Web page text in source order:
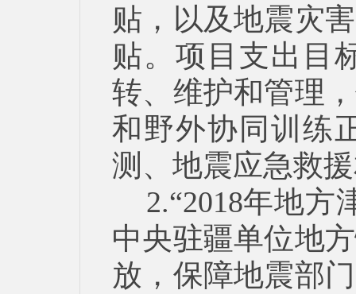
贴，以及地震灾
贴。项目支出目
转、维护和管理
和野外协同训练
测、地震应急救
2.“2018年地方
中央驻疆单位地
放，保障地震部